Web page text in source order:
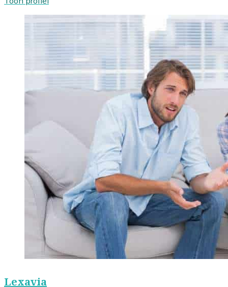
Lexavia